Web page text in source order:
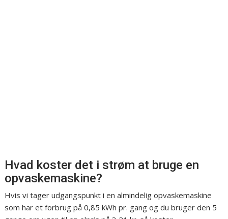
Hvad koster det i strøm at bruge en
opvaskemaskine?
Hvis vi tager udgangspunkt i en almindelig opvaskemaskine
som har et forbrug på 0,85 kWh pr. gang og du bruger den 5